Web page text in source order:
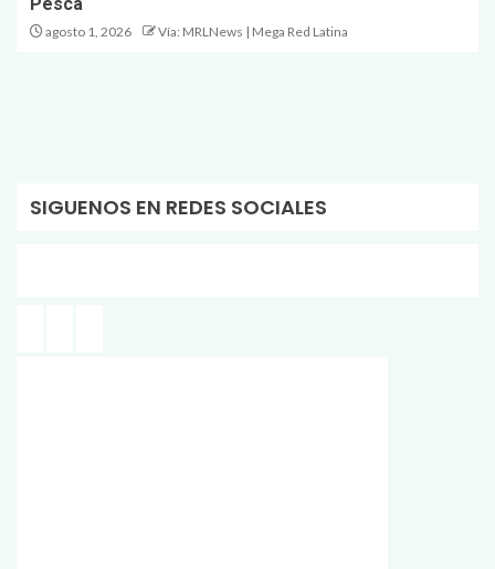
agosto 1, 2026 Vía: MRLNews | Mega Red Latina
SIGUENOS EN REDES SOCIALES